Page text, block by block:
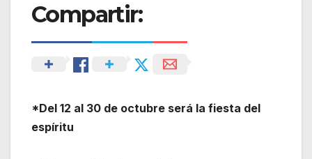
Compartir:
*Del 12 al 30 de octubre será la fiesta del
espíritu